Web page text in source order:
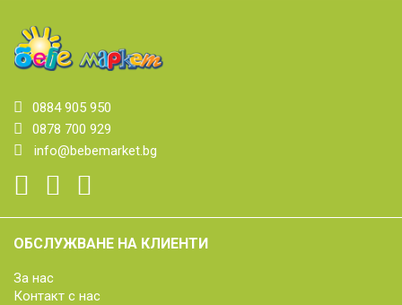
0884 905 950
0878 700 929
info@bebemarket.bg
ОБСЛУЖВАНЕ НА КЛИЕНТИ
За нас
Контакт с нас